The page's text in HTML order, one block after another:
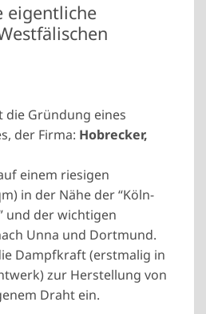
eigentliche
die Gründung eines
der Firma: Hobrecker,
einem riesigen
in der Nähe der “Köln-
und der wichtigen
Unna und Dortmund.
Dampfkraft (erstmalig in
zur Herstellung von
Draht ein.